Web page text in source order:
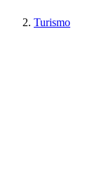
Turismo